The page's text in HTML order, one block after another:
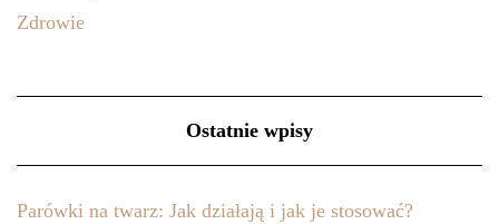
Zdrowie
Ostatnie wpisy
Parówki na twarz: Jak działają i jak je stosować?